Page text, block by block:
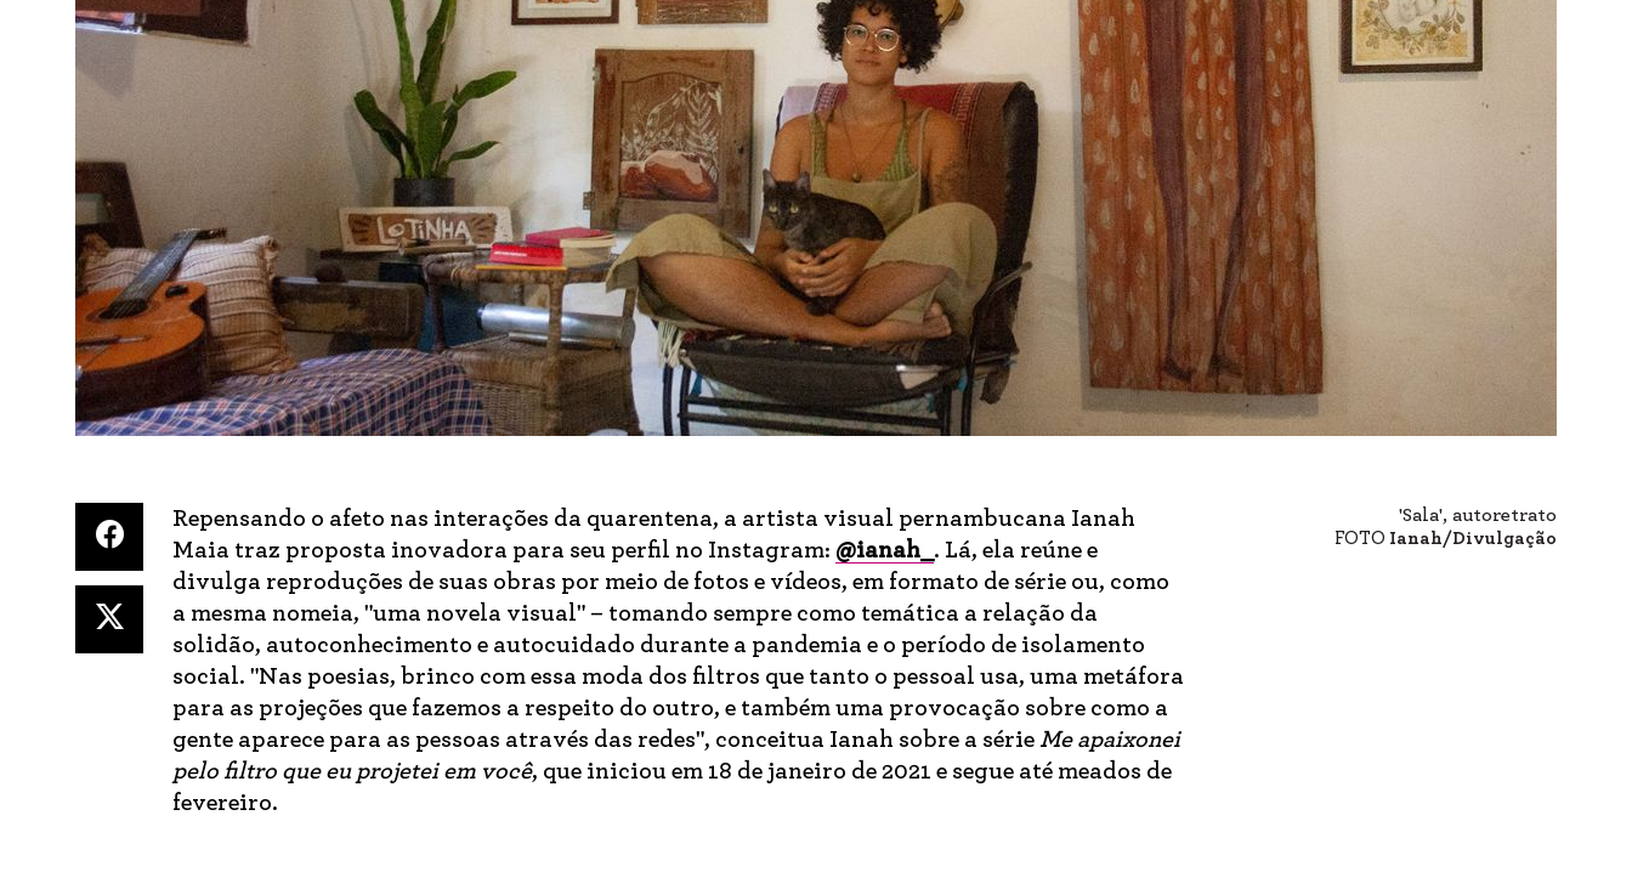
'Sala', autoretrato
FOTO Ianah/Divulgação
Repensando o afeto nas interações da quarentena, a artista visual pernambucana Ianah
Maia traz proposta inovadora para seu perfil no Instagram: @ianah_ . Lá, ela reúne e
divulga reproduções de suas obras por meio de fotos e vídeos, em formato de série ou, como
a mesma nomeia, "uma novela visual" – tomando sempre como temática a relação da
solidão, autoconhecimento e autocuidado durante a pandemia e o período de isolamento
social. "Nas poesias, brinco com essa moda dos filtros que tanto o pessoal usa, uma metáfora
para as projeções que fazemos a respeito do outro, e também uma provocação sobre como a
gente aparece para as pessoas através das redes", conceitua Ianah sobre a série Me apaixonei
pelo filtro que eu projetei em você, que iniciou em 18 de janeiro de 2021 e segue até meados de
fevereiro.